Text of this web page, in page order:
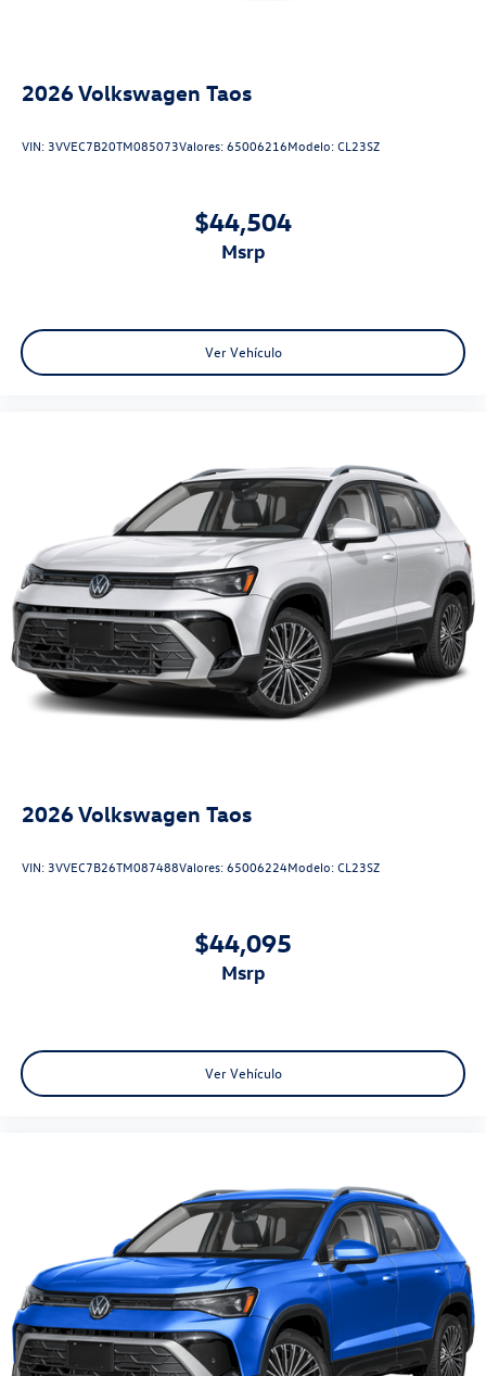
2026Volkswagen Taos
VIN: 3VVEC7B20TM085073Valores:65006216Modelo:CL23SZ
$44,504
msrp
Ver Vehículo
2026Volkswagen Taos
VIN: 3VVEC7B26TM087488Valores:65006224Modelo:CL23SZ
$44,095
msrp
Ver Vehículo